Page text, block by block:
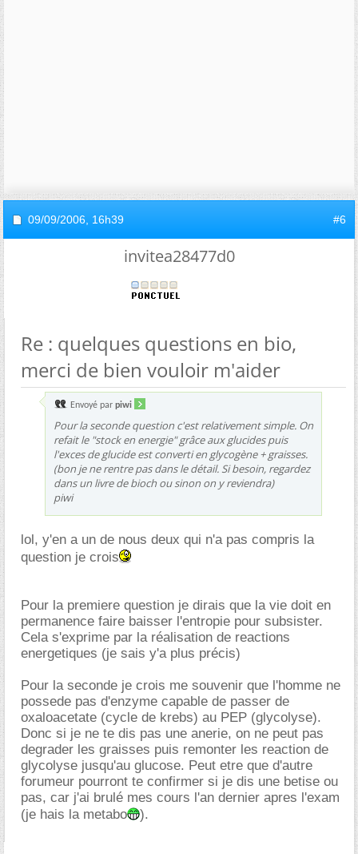
09/09/2006, 16h39 #6
invitea28477d0
Re : quelques questions en bio,
merci de bien vouloir m'aider
Envoyé par piwi
Pour la seconde question c'est relativement simple. On
refait le "stock en energie" grâce aux glucides puis
l'exces de glucide est converti en glycogène + graisses.
(bon je ne rentre pas dans le détail. Si besoin, regardez
dans un livre de bioch ou sinon on y reviendra)
piwi
lol, y'en a un de nous deux qui n'a pas compris la
question je crois
Pour la premiere question je dirais que la vie doit en
permanence faire baisser l'entropie pour subsister.
Cela s'exprime par la réalisation de reactions
energetiques (je sais y'a plus précis)
Pour la seconde je crois me souvenir que l'homme ne
possede pas d'enzyme capable de passer de
oxaloacetate (cycle de krebs) au PEP (glycolyse).
Donc si je ne te dis pas une anerie, on ne peut pas
degrader les graisses puis remonter les reaction de
glycolyse jusqu'au glucose. Peut etre que d'autre
forumeur pourront te confirmer si je dis une betise ou
pas, car j'ai brulé mes cours l'an dernier apres l'exam
(je hais la metabo
).